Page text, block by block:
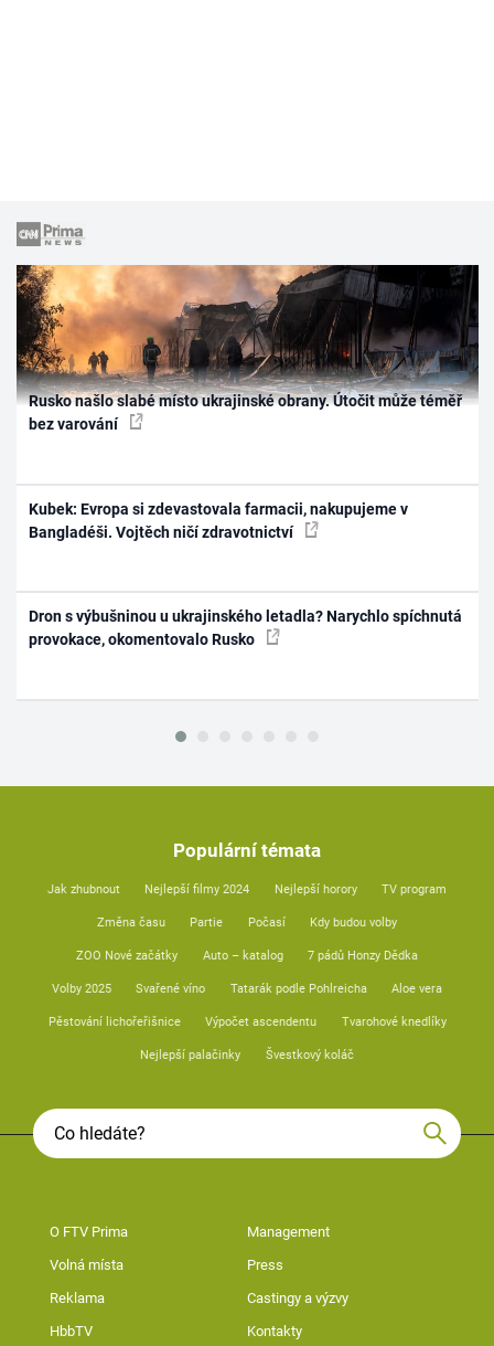
Rusko našlo slabé místo ukrajinské obrany. Útočit může téměř
bez varování
Kubek: Evropa si zdevastovala farmacii, nakupujeme v
Bangladéši. Vojtěch ničí zdravotnictví
Dron s výbušninou u ukrajinského letadla? Narychlo spíchnutá
provokace, okomentovalo Rusko
Populární témata
Jak zhubnout Nejlepší filmy 2024 Nejlepší horory TV program
Změna času Partie Počasí Kdy budou volby
ZOO Nové začátky Auto – katalog 7 pádů Honzy Dědka
Volby 2025 Svařené víno Tatarák podle Pohlreicha Aloe vera
Pěstování lichořeřišnice Výpočet ascendentu Tvarohové knedlíky
Nejlepší palačinky Švestkový koláč
O FTV Prima Management
Volná místa Press
Reklama Castingy a výzvy
HbbTV Kontakty